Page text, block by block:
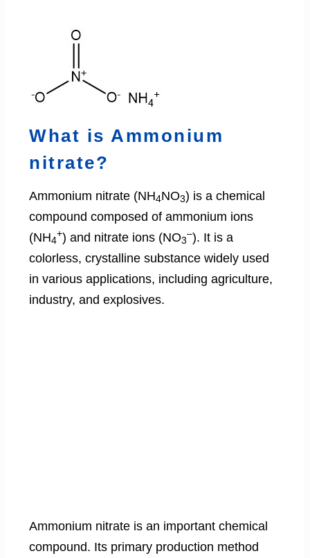
What is Ammonium
nitrate?
Ammonium nitrate (NH4NO3) is a chemical
compound composed of ammonium ions
(NH4
+) and nitrate ions (NO3
–). It is a
colorless, crystalline substance widely used
in various applications, including agriculture,
industry, and explosives.
Ammonium nitrate is an important chemical
compound. Its primary production method